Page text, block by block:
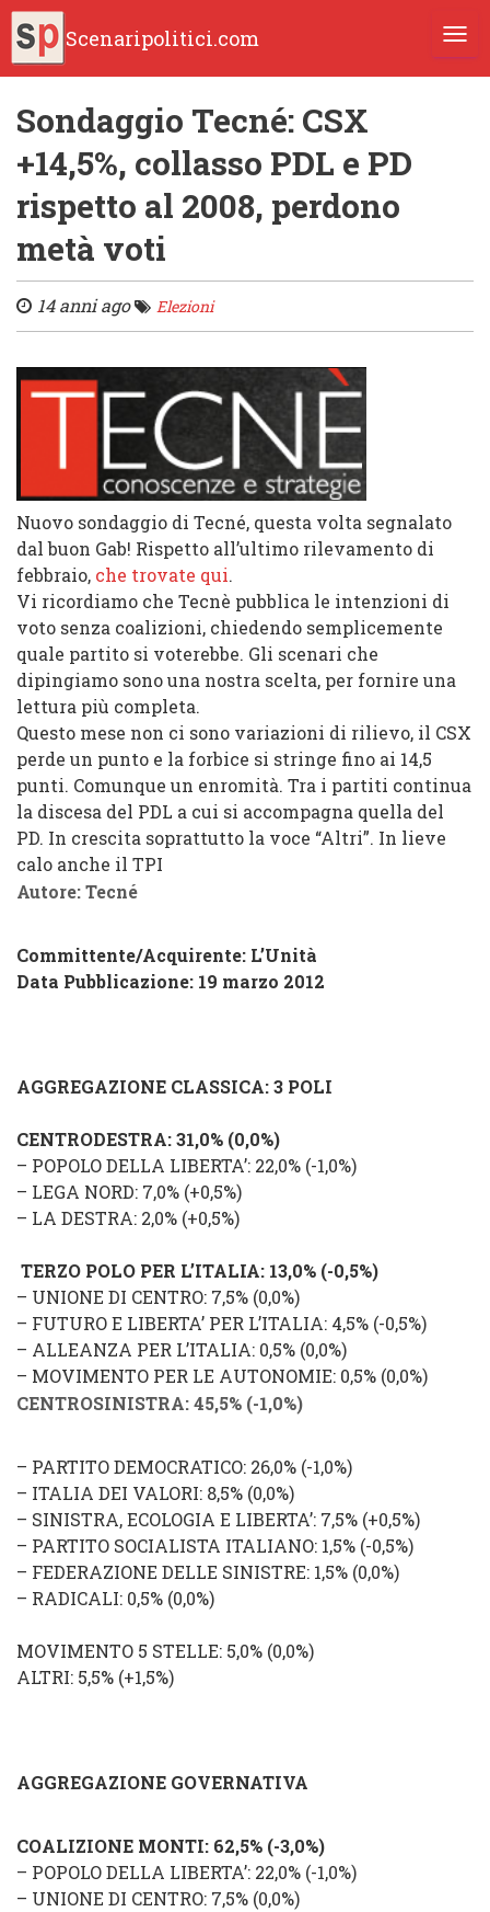
Scenaripolitici.com
Sondaggio Tecné: CSX
+14,5%, collasso PDL e PD
rispetto al 2008, perdono
metà voti
14 anni ago Elezioni
Nuovo sondaggio di Tecné, questa volta segnalato
dal buon Gab! Rispetto all’ultimo rilevamento di
febbraio, che trovate qui.
Vi ricordiamo che Tecnè pubblica le intenzioni di
voto senza coalizioni, chiedendo semplicemente
quale partito si voterebbe. Gli scenari che
dipingiamo sono una nostra scelta, per fornire una
lettura più completa.
Questo mese non ci sono variazioni di rilievo, il CSX
perde un punto e la forbice si stringe fino ai 14,5
punti. Comunque un enromità. Tra i partiti continua
la discesa del PDL a cui si accompagna quella del
PD. In crescita soprattutto la voce “Altri”. In lieve
calo anche il TPI
Autore: Tecné
Committente/Acquirente: L’Unità
Data Pubblicazione: 19 marzo 2012
AGGREGAZIONE CLASSICA: 3 POLI
CENTRODESTRA: 31,0% (0,0%)
– POPOLO DELLA LIBERTA’: 22,0% (-1,0%)
– LEGA NORD: 7,0% (+0,5%)
– LA DESTRA: 2,0% (+0,5%)
TERZO POLO PER L’ITALIA: 13,0% (-0,5%)
– UNIONE DI CENTRO: 7,5% (0,0%)
– FUTURO E LIBERTA’ PER L’ITALIA: 4,5% (-0,5%)
– ALLEANZA PER L’ITALIA: 0,5% (0,0%)
– MOVIMENTO PER LE AUTONOMIE: 0,5% (0,0%)
CENTROSINISTRA: 45,5% (-1,0%)
– PARTITO DEMOCRATICO: 26,0% (-1,0%)
– ITALIA DEI VALORI: 8,5% (0,0%)
– SINISTRA, ECOLOGIA E LIBERTA’: 7,5% (+0,5%)
– PARTITO SOCIALISTA ITALIANO: 1,5% (-0,5%)
– FEDERAZIONE DELLE SINISTRE: 1,5% (0,0%)
– RADICALI: 0,5% (0,0%)
MOVIMENTO 5 STELLE: 5,0% (0,0%)
ALTRI: 5,5% (+1,5%)
AGGREGAZIONE GOVERNATIVA
COALIZIONE MONTI: 62,5% (-3,0%)
– POPOLO DELLA LIBERTA’: 22,0% (-1,0%)
– UNIONE DI CENTRO: 7,5% (0,0%)